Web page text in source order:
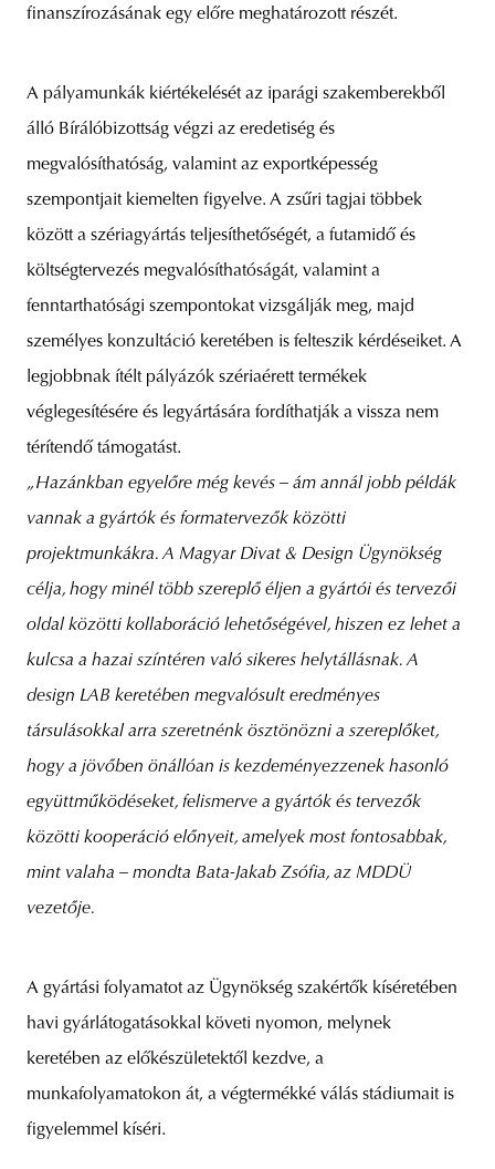
finanszírozásának egy előre meghatározott részét.
A pályamunkák kiértékelését az iparági szakemberekből
álló Bírálóbizottság végzi az eredetiség és
megvalósíthatóság, valamint az exportképesség
szempontjait kiemelten figyelve. A zsűri tagjai többek
között a szériagyártás teljesíthetőségét, a futamidő és
költségtervezés megvalósíthatóságát, valamint a
fenntarthatósági szempontokat vizsgálják meg, majd
személyes konzultáció keretében is felteszik kérdéseiket. A
legjobbnak ítélt pályázók szériaérett termékek
véglegesítésére és legyártására fordíthatják a vissza nem
térítendő támogatást.
„Hazánkban egyelőre még kevés – ám annál jobb példák
vannak a gyártók és formatervezők közötti
projektmunkákra. A Magyar Divat & Design Ügynökség
célja, hogy minél több szereplő éljen a gyártói és tervezői
oldal közötti kollaboráció lehetőségével, hiszen ez lehet a
kulcsa a hazai színtéren való sikeres helytállásnak. A
design LAB keretében megvalósult eredményes
társulásokkal arra szeretnénk ösztönözni a szereplőket,
hogy a jövőben önállóan is kezdeményezzenek hasonló
együttműködéseket, felismerve a gyártók és tervezők
közötti kooperáció előnyeit, amelyek most fontosabbak,
mint valaha – mondta Bata-Jakab Zsófia, az MDDÜ
vezetője.
A gyártási folyamatot az Ügynökség szakértők kíséretében
havi gyárlátogatásokkal követi nyomon, melynek
keretében az előkészületektől kezdve, a
munkafolyamatokon át, a végtermékké válás stádiumait is
figyelemmel kíséri.